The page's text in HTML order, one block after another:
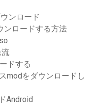
ンロード
ンロードする方法
ドする
modをダウンロードし
Android